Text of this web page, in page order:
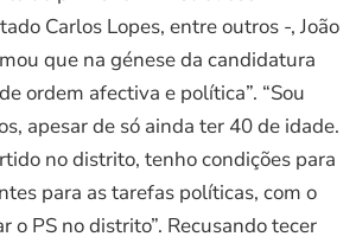
Carlos Lopes, entre outros -, João
que na génese da candidatura
ordem afectiva e política”. “Sou
apesar de só ainda ter 40 de idade.
no distrito, tenho condições para
para as tarefas políticas, com o
o PS no distrito”. Recusando tecer